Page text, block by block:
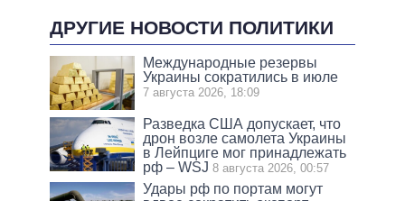
ДРУГИЕ НОВОСТИ ПОЛИТИКИ
Международные резервы
Украины сократились в июле
7 августа 2026, 18:09
Разведка США допускает, что
дрон возле самолета Украины
в Лейпциге мог принадлежать
рф – WSJ 8 августа 2026, 00:57
Удары рф по портам могут